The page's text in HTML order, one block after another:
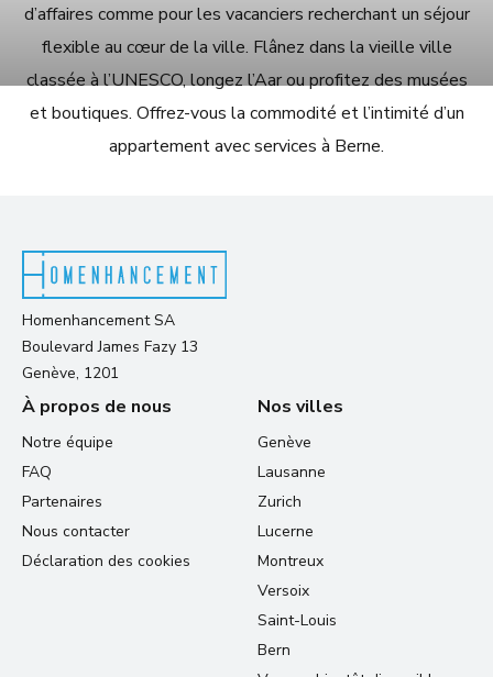
d’affaires comme pour les vacanciers recherchant un séjour
flexible au cœur de la ville. Flânez dans la vieille ville
classée à l’UNESCO, longez l’Aar ou profitez des musées
et boutiques. Offrez-vous la commodité et l’intimité d’un
appartement avec services à Berne.
Homenhancement SA
Boulevard James Fazy 13
Genève, 1201
À propos de nous
Notre équipe
FAQ
Partenaires
Nous contacter
Déclaration des cookies
Nos villes
Genève
Lausanne
Zurich
Lucerne
Montreux
Versoix
Saint-Louis
Bern